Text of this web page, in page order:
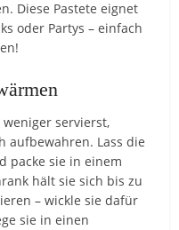
Diese Pastete eignet
oder Partys – einfach
servierst,
aufbewahren. Lass die
packe sie in einem
hält sie sich bis zu
– wickle sie dafür
sie in einen